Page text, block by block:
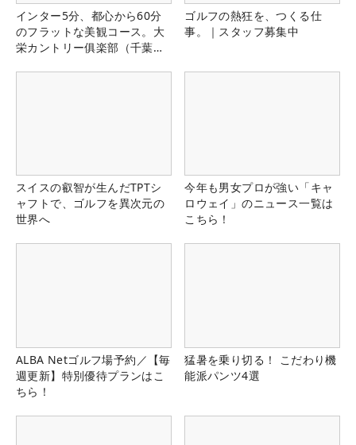
インター5分、都心から60分
のフラットな美観コース。大
栄カントリー俱楽部（千葉
ゴルフの熱狂を、つくる仕
事。｜スタッフ募集中
スイスの叡智が生んだTPTシ
ャフトで、ゴルフを異次元の
世界へ
今年も男女プロが強い「キャ
ロウェイ」のニュース一覧は
こちら！
ALBA Netゴルフ場予約／【毎
週更新】特別優待プランはこ
ちら！
猛暑を乗り切る！ こだわり機
能派パンツ4選